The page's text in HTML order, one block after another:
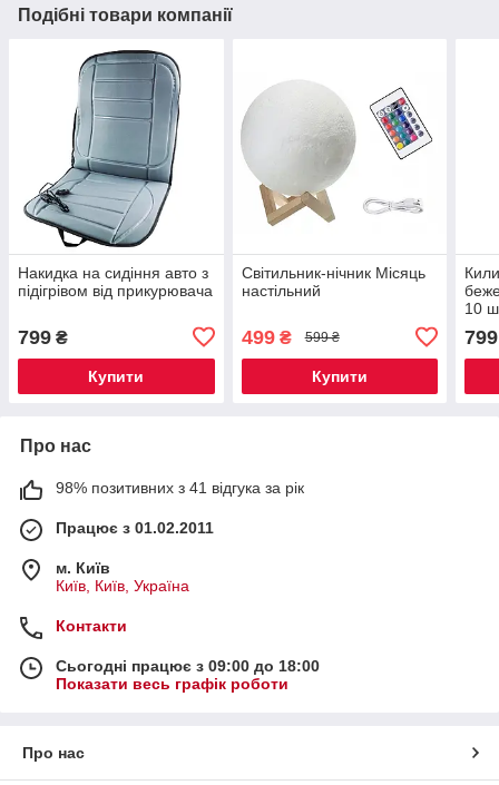
Подібні товари компанії
Накидка на сидіння авто з
підігрівом від прикурювача
799 ₴
Купити
Світильник-нічник Місяць
настільний
499₴ 599 ₴
Купити
10
799
Про нас
98% позитивних з 41 відгука за рік
Працює з 01.02.2011
м. Київ
Київ, Київ, Україна
Контакти
Сьогодні працює з 09:00 до 18:00
Показати весь графік роботи
Про нас